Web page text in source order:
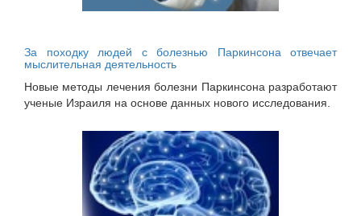
За походку людей с болезнью Паркинсона отвечает
мыслительная деятельность
Новые методы лечения болезни Паркинсона разработают
ученые Израиля на основе данных нового исследования.